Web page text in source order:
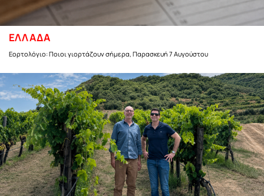
ΕΛΛΑΔΑ
Εορτολόγιο: Ποιοι γιορτάζουν σήμερα, Παρασκευή 7 Αυγούστου